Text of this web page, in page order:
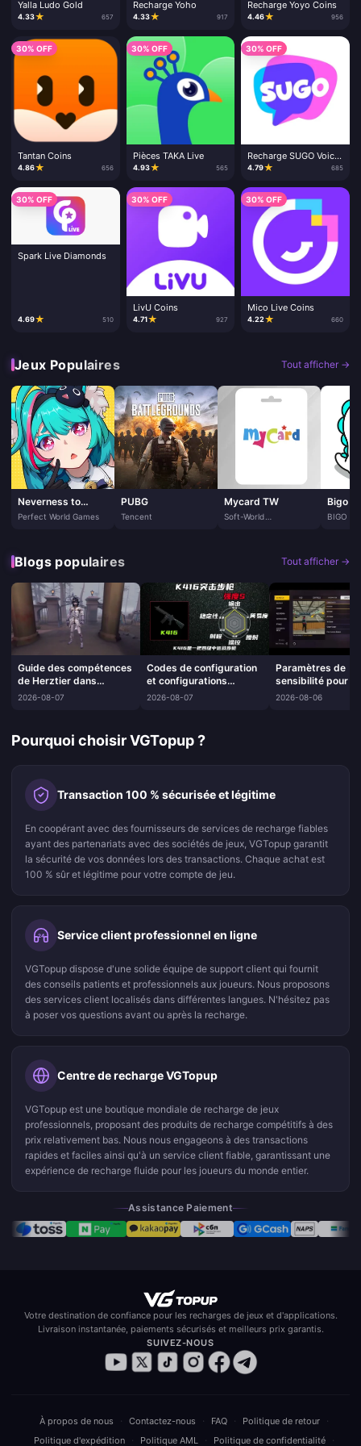
Yalla Ludo Gold
4.33★ 657
Recharge Yoho
4.33★ 917
Recharge Yoyo Coins
4.46★ 956
30% OFF
Tantan Coins
4.86★ 656
30% OFF
Pièces TAKA Live
4.93★ 565
30% OFF
Recharge SUGO Voice
Chat
4.79★ 685
30% OFF
Spark Live Diamonds
4.69★ 510
30% OFF
LivU Coins
4.71★ 927
30% OFF
Mico Live Coins
4.22★ 660
Jeux Populaires Tout afficher →
Neverness to
Everness
Perfect World Games
PUBG
Tencent
Mycard TW
Soft-World
Bigo
BIGO
Blogs populaires Tout afficher →
Guide des compétences
de Herztier dans
Identity V | Août 2026
2026-08-07
Codes de configuration
et configurations
économiques du K416
2026-08-07
Paramètres de
sensibilité pour
la tête sur Free
2026-08-06
Pourquoi choisir VGTopup ?
Transaction 100 % sécurisée et légitime
En coopérant avec des fournisseurs de services de recharge fiables
ayant des partenariats avec des sociétés de jeux, VGTopup garantit
la sécurité de vos données lors des transactions. Chaque achat est
100 % sûr et légitime pour votre compte de jeu.
24 Service client professionnel en ligne
VGTopup dispose d'une solide équipe de support client qui fournit
des conseils patients et professionnels aux joueurs. Nous proposons
des services client localisés dans différentes langues. N'hésitez pas
à poser vos questions avant ou après la recharge.
Centre de recharge VGTopup
VGTopup est une boutique mondiale de recharge de jeux
professionnels, proposant des produits de recharge compétitifs à des
prix relativement bas. Nous nous engageons à des transactions
rapides et faciles ainsi qu'à un service client fiable, garantissant une
expérience de recharge fluide pour les joueurs du monde entier.
Assistance Paiement
Votre destination de confiance pour les recharges de jeux et d'applications.
Livraison instantanée, paiements sécurisés et meilleurs prix garantis.
SUIVEZ-NOUS
À propos de nous · Contactez-nous · FAQ · Politique de retour ·
Politique d'expédition · Politique AML · Politique de confidentialité ·